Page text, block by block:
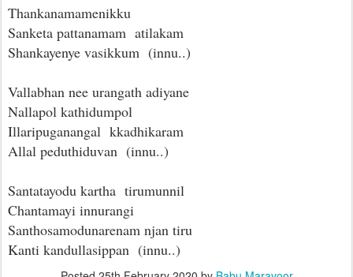
Thankanamamenikku
Sanketa pattanamam atilakam
Shankayenye vasikkum (innu..)
Vallabhan nee urangath adiyane
Nallapol kathidumpol
Illaripuganangal kkadhikaram
Allal peduthiduvan (innu..)
Santatayodu kartha tirumunnil
Chantamayi innurangi
Santhosamodunarenam njan tiru
Kanti kandullasippan (innu..)